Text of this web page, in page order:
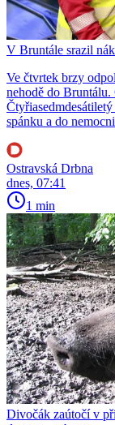
V Bruntále srazil
Ve čtvrtek brzy
nehodě do
spánku a do
Ostravská Drbna
dnes, 07:41
1 min
Divočák zaútočí v